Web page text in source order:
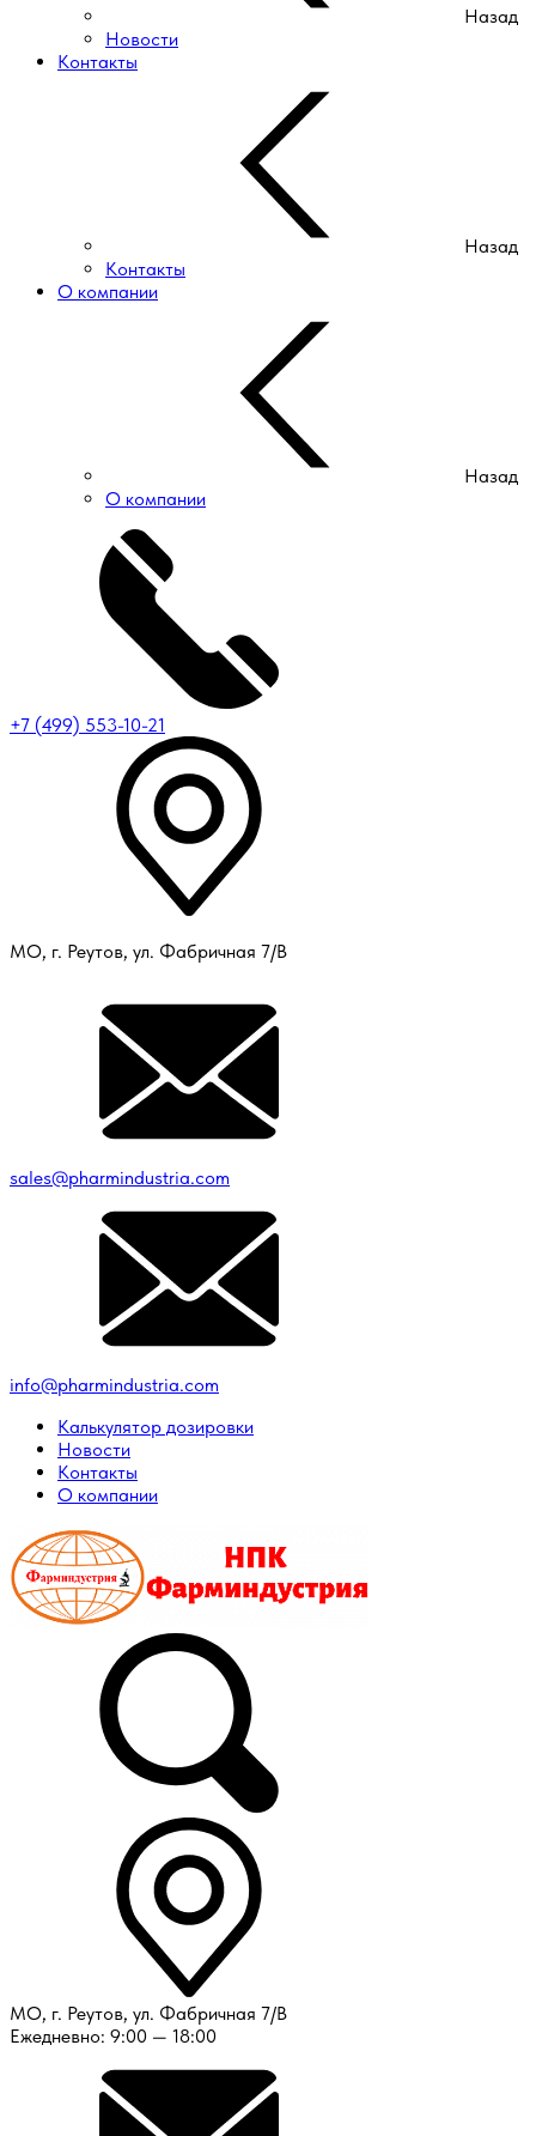
Назад
Новости
Контакты
Назад
Контакты
О компании
Назад
О компании
+7 (499) 553-10-21
МО, г. Реутов, ул. Фабричная 7/В
sales@pharmindustria.com
info@pharmindustria.com
Калькулятор дозировки
Новости
Контакты
О компании
МО, г. Реутов, ул. Фабричная 7/В
Ежедневно: 9:00 — 18:00